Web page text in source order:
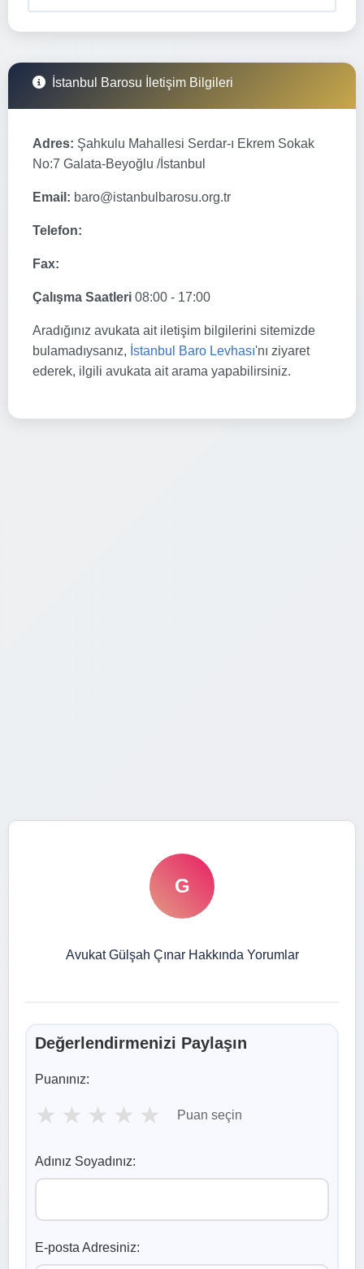
İstanbul Barosu İletişim Bilgileri
Adres: Şahkulu Mahallesi Serdar-ı Ekrem Sokak
No:7 Galata-Beyoğlu /İstanbul
Email: baro@istanbulbarosu.org.tr
Telefon:
Fax:
Çalışma Saatleri 08:00 - 17:00
Aradığınız avukata ait iletişim bilgilerini sitemizde
bulamadıysanız, İstanbul Baro Levhası'nı ziyaret
ederek, ilgili avukata ait arama yapabilirsiniz.
G
Avukat Gülşah Çınar Hakkında Yorumlar
Değerlendirmenizi Paylaşın
Puanınız:
★ ★ ★ ★ ★ Puan seçin
Adınız Soyadınız:
E-posta Adresiniz: